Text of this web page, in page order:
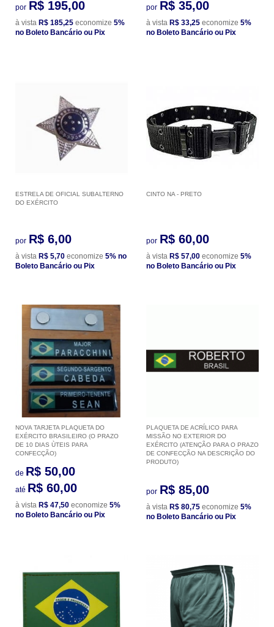
por R$ 195,00
à vista R$ 185,25 economize 5%
no Boleto Bancário ou Pix
por R$ 35,00
à vista R$ 33,25 economize 5%
no Boleto Bancário ou Pix
ESTRELA DE OFICIAL SUBALTERNO
DO EXÉRCITO
por R$ 6,00
à vista R$ 5,70 economize 5% no
Boleto Bancário ou Pix
CINTO NA - PRETO
por R$ 60,00
à vista R$ 57,00 economize 5%
no Boleto Bancário ou Pix
NOVA TARJETA PLAQUETA DO
EXÉRCITO BRASILEIRO (O PRAZO
DE 10 DIAS ÙTEIS PARA
CONFECÇÃO)
de R$ 50,00
até R$ 60,00
à vista R$ 47,50 economize 5%
no Boleto Bancário ou Pix
PLAQUETA DE ACRÍLICO PARA
MISSÃO NO EXTERIOR DO
EXÉRCITO (ATENÇÃO PARA O PRAZO
DE CONFECÇÃO NA DESCRIÇÃO DO
PRODUTO)
por R$ 85,00
à vista R$ 80,75 economize 5%
no Boleto Bancário ou Pix